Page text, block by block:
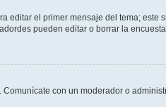
editar el primer mensaje del tema; este
pueden editar o borrar la
con un moderador o